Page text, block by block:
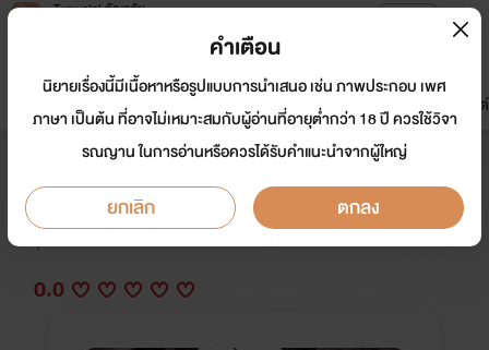
Tunwalai ธัญวลัย
หน้าแรก นิยาย อีบุ๊ก การ์ตูน
มาใหม่
ดรีมแชท ธัญลิสต์
บาดแผลใจ (kookv)
นักเขียน: โบว์ดำแดง
Y
0.0
คำเตือน
นิยายเรื่องนี้มีเนื้อหาหรือรูปแบบการนำเสนอ เช่น ภาพประกอบ เพศ
ภาษา เป็นต้น ที่อาจไม่เหมาะสมกับผู้อ่านที่อายุต่ำกว่า 18 ปี ควรใช้วิจา
รณญาน ในการอ่านหรือควรได้รับคำแนะนำจากผู้ใหญ่
ยกเลิก ตกลง